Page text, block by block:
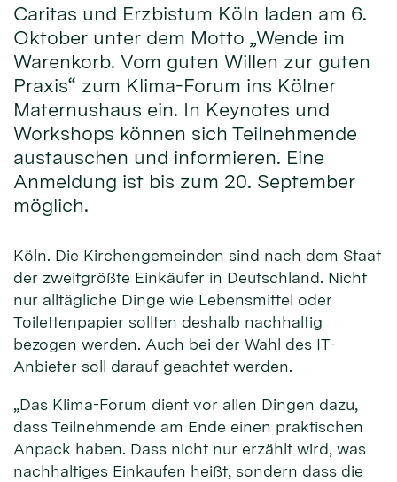
Caritas und Erzbistum Köln laden am 6.
Oktober unter dem Motto „Wende im
Warenkorb. Vom guten Willen zur guten
Praxis“ zum Klima-Forum ins Kölner
Maternushaus ein. In Keynotes und
Workshops können sich Teilnehmende
austauschen und informieren. Eine
Anmeldung ist bis zum 20. September
möglich.
Köln. Die Kirchengemeinden sind nach dem Staat
der zweitgrößte Einkäufer in Deutschland. Nicht
nur alltägliche Dinge wie Lebensmittel oder
Toilettenpapier sollten deshalb nachhaltig
bezogen werden. Auch bei der Wahl des IT-
Anbieter soll darauf geachtet werden.
„Das Klima-Forum dient vor allen Dingen dazu,
dass Teilnehmende am Ende einen praktischen
Anpack haben. Dass nicht nur erzählt wird, was
nachhaltiges Einkaufen heißt, sondern dass die